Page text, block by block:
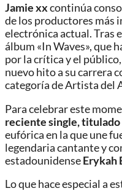
Jamie xxcontinúa
de los productores más
electrónica actual. Tras
álbum «In Waves», que
por la crítica y el
nuevo hito a su carrera
categoría de Artista del
Para celebrar este
reciente single, titulado
eufórica en la que une
legendaria cantante y
estadounidenseErykah
Lo que hace especial a